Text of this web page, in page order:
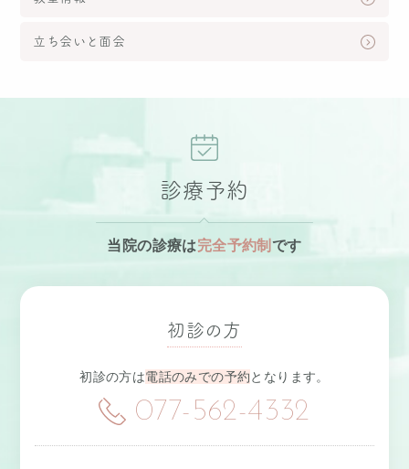
立ち会いと面会
診療予約
当院の診療は完全予約制 です
初診の方
初診の方は電話のみでの予約となります。
077-562-4332